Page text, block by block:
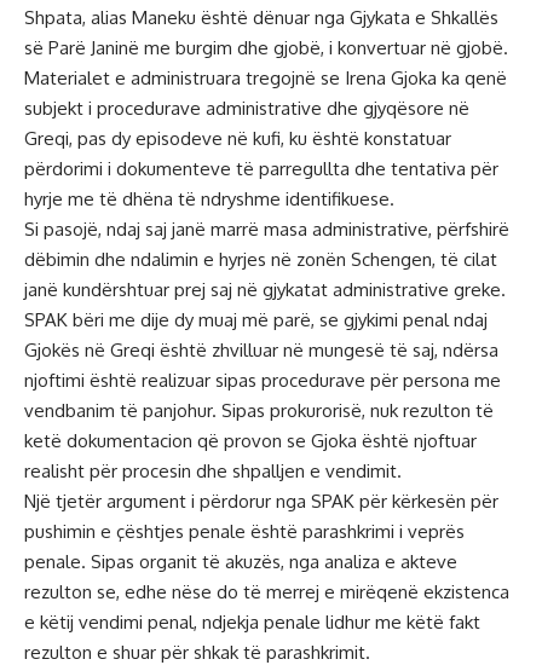
Shpata, alias Maneku është dënuar nga Gjykata e Shkallës
së Parë Janinë me burgim dhe gjobë, i konvertuar në gjobë.
Materialet e administruara tregojnë se Irena Gjoka ka qenë
subjekt i procedurave administrative dhe gjyqësore në
Greqi, pas dy episodeve në kufi, ku është konstatuar
përdorimi i dokumenteve të parregullta dhe tentativa për
hyrje me të dhëna të ndryshme identifikuese.
Si pasojë, ndaj saj janë marrë masa administrative, përfshirë
dëbimin dhe ndalimin e hyrjes në zonën Schengen, të cilat
janë kundërshtuar prej saj në gjykatat administrative greke.
SPAK bëri me dije dy muaj më parë, se gjykimi penal ndaj
Gjokës në Greqi është zhvilluar në mungesë të saj, ndërsa
njoftimi është realizuar sipas procedurave për persona me
vendbanim të panjohur. Sipas prokurorisë, nuk rezulton të
ketë dokumentacion që provon se Gjoka është njoftuar
realisht për procesin dhe shpalljen e vendimit.
Një tjetër argument i përdorur nga SPAK për kërkesën për
pushimin e çështjes penale është parashkrimi i veprës
penale. Sipas organit të akuzës, nga analiza e akteve
rezulton se, edhe nëse do të merrej e mirëqenë ekzistenca
e këtij vendimi penal, ndjekja penale lidhur me këtë fakt
rezulton e shuar për shkak të parashkrimit.